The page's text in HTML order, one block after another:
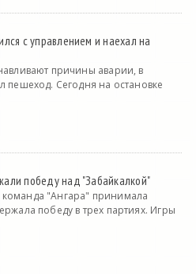
с управлением и наехал на
причины аварии, в
пешеход. Сегодня на остановке
победу над "Забайкалкой"
"Ангара" принимала
победу в трех партиях. Игры